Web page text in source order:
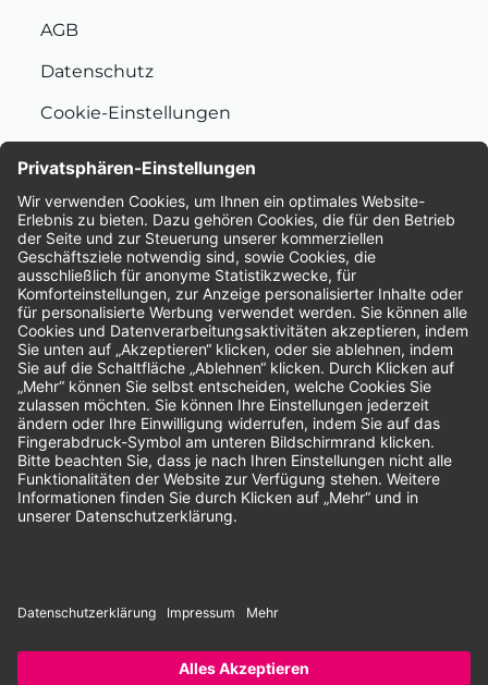
AGB
Datenschutz
Cookie-Einstellungen
Bewertungen
Unsere Zahlungsarten:
Rechnung SEPA-Lastschrift Vorkasse